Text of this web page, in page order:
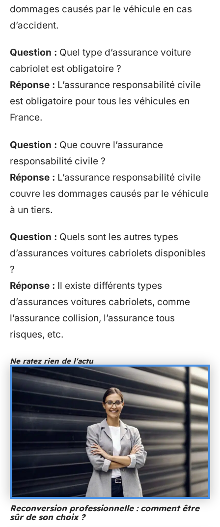
dommages causés par le véhicule en cas
d’accident.
Question : Quel type d’assurance voiture
cabriolet est obligatoire ?
Réponse : L’assurance responsabilité civile
est obligatoire pour tous les véhicules en
France.
Question : Que couvre l’assurance
responsabilité civile ?
Réponse : L’assurance responsabilité civile
couvre les dommages causés par le véhicule
à un tiers.
Question : Quels sont les autres types
d’assurances voitures cabriolets disponibles
?
Réponse : Il existe différents types
d’assurances voitures cabriolets, comme
l’assurance collision, l’assurance tous
risques, etc.
Ne ratez rien de l'actu
Reconversion professionnelle : comment être
sûr de son choix ?